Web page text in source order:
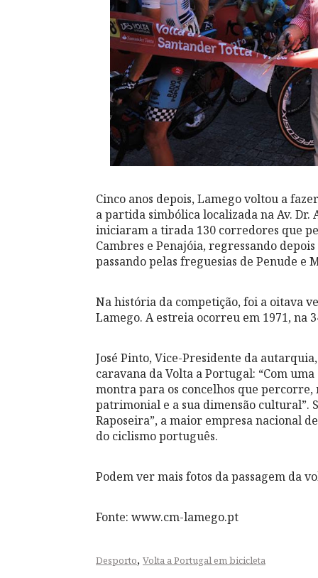
Cinco anos depois, Lamego voltou a
a partida simbólica localizada na Av. Dr.
iniciaram a tirada 130 corredores que
Cambres e Penajóia, regressando
passando pelas freguesias de Penude e
Na história da competição, foi a oitava
Lamego. A estreia ocorreu em 1971, na
José Pinto, Vice-Presidente da
caravana da Volta a Portugal: “Com
montra para os concelhos que percorre,
patrimonial e a sua dimensão cultural”.
Raposeira”, a maior empresa nacional
do ciclismo português.
Podem ver mais fotos da passagem da
Fonte: www.cm-lamego.pt
Desporto, Volta a Portugal em bicicleta